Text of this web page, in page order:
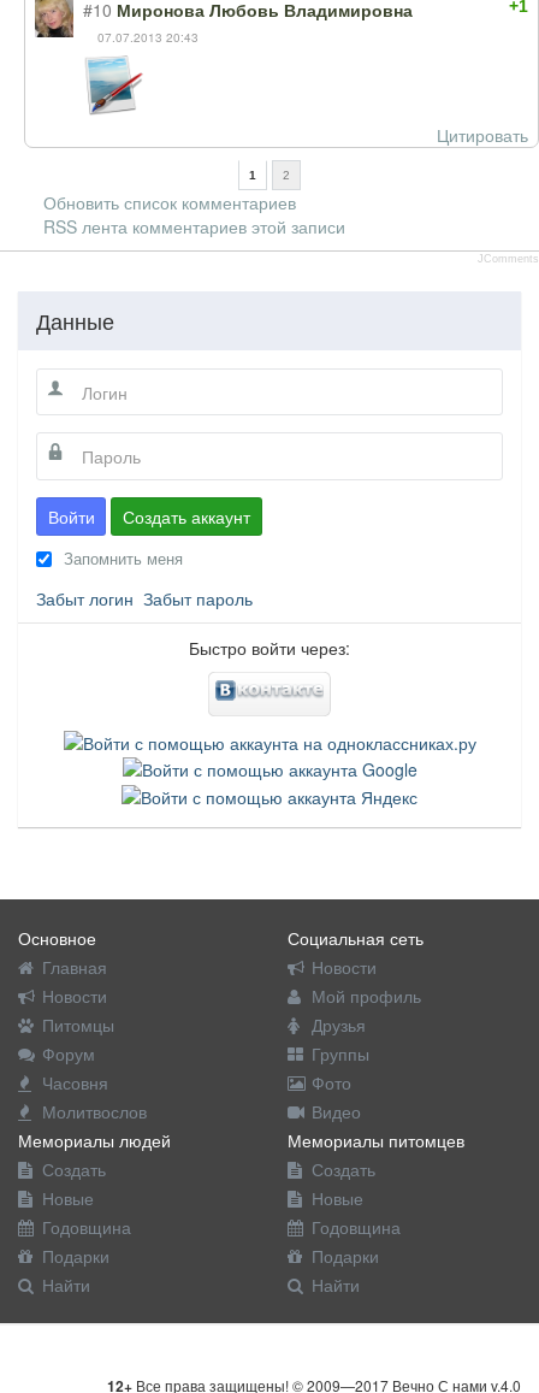
+1
#10 Миронова Любовь Владимировна
07.07.2013 20:43
Цитировать
1 2
Обновить список комментариев
RSS лента комментариев этой записи
JComments
Данные
Войти Создать аккаунт
Запомнить меня
Забыт логин Забыт пароль
Быстро войти через:
Основное
Главная
Новости
Питомцы
Форум
Часовня
Молитвослов
Социальная сеть
Новости
Мой профиль
Друзья
Группы
Фото
Видео
Мемориалы людей
Создать
Новые
Годовщина
Подарки
Найти
Мемориалы питомцев
Создать
Новые
Годовщина
Подарки
Найти
12+ Все права защищены! © 2009—2017 Вечно С нами v.4.0